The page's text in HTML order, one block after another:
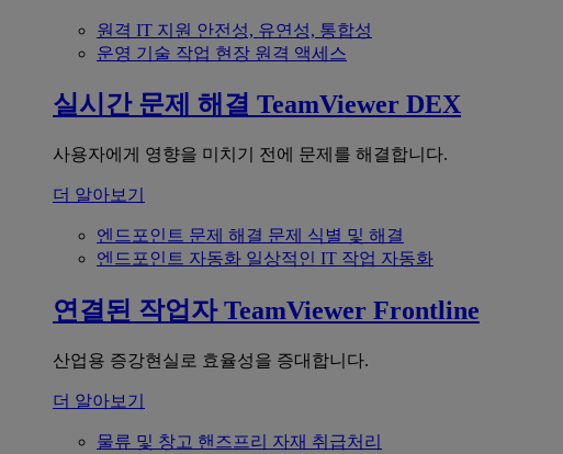
원격 IT 지원 안전성, 유연성, 통합성
운영 기술 작업 현장 원격 액세스
실시간 문제 해결 TeamViewer DEX
사용자에게 영향을 미치기 전에 문제를 해결합니다.
더 알아보기
엔드포인트 문제 해결 문제 식별 및 해결
엔드포인트 자동화 일상적인 IT 작업 자동화
연결된 작업자 TeamViewer Frontline
산업용 증강현실로 효율성을 증대합니다.
더 알아보기
물류 및 창고 핸즈프리 자재 취급처리